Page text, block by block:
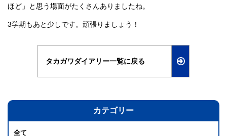
ほど」と思う場面がたくさんありましたね。
3学期もあと少しです。頑張りましょう！
タカガワダイアリー一覧に戻る
カテゴリー
全て